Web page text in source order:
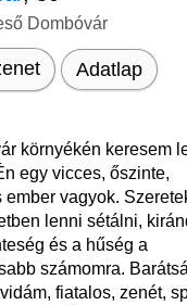
Dombóvár
Adatlap
környékén keresem
egy vicces, őszinte,
ember vagyok.
lenni sétálni,
és a hűség a
számomra.
fiatalos, zenét,